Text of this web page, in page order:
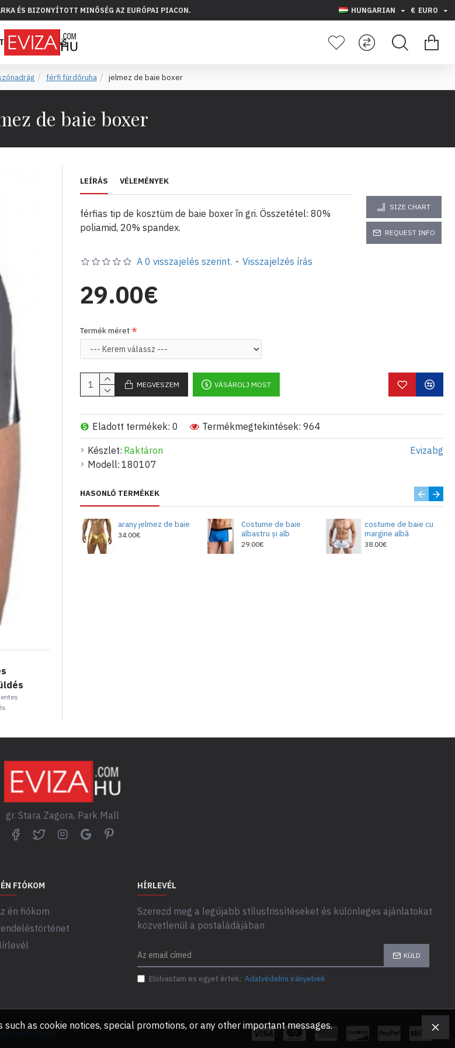
ÉS BIZONYÍTOTT MINŐSÉG AZ EURÓPAI PIACON. HUNGARIAN € EURO
TÖBB ELADÁS
férfi fürdőruha jelmez de baie boxer
de baie boxer
LEÍRÁS VÉLEMÉNYEK
férfias tip de kosztüm de baie boxer în gri. Összetétel: 80%
poliamid, 20% spandex.
SIZE CHART
REQUEST INFO
Készlet: Raktáron
Modell: 180107
Evizabg
Eladott termékek: 0 Termékmegtekintések: 964
A 0 visszajelés szerint. - Visszajelzés írás
29.00€
Termék méret
MEGVESZEM VÁSÁROLJ MOST
HASONLÓ TERMÉKEK
arany jelmez de baie
34.00€
Costume de baie
albastru și alb
29.00€
costume de baie cu
margine albã
38.00€
gr. Stara Zagora, Park Mall
FIÓKOM
én fiókom
HÍRLEVÉL
Szerezd meg a legújabb stílusfrissítéseket és különleges ajánlatokat
közvetlenül a postaládájában
KÜLD
Elolvastam es egyet értek: Adatvédelmi irányelvek
as cookie notices, special promotions, or any other important messages.